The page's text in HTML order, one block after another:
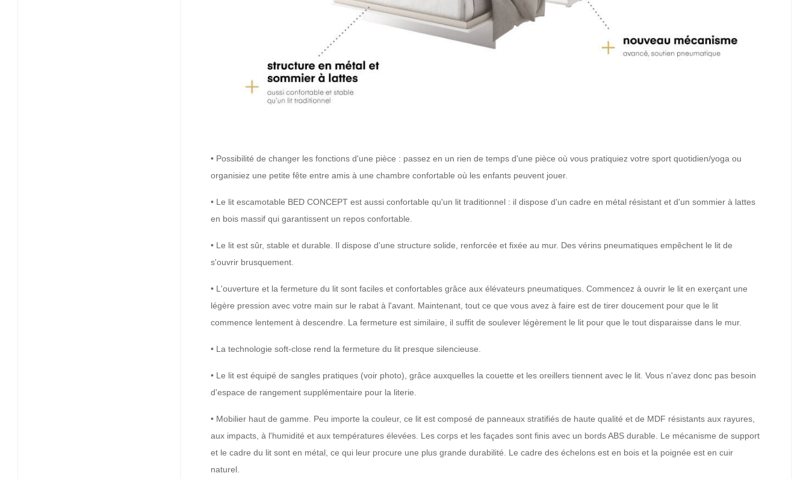
• Possibilité de changer les fonctions d'une pièce : passez en un rien de temps d'une pièce où vous pratiquiez votre sport quotidien/yoga ou
organisiez une petite fête entre amis à une chambre confortable où les enfants peuvent jouer.
• Le lit escamotable BED CONCEPT est aussi confortable qu'un lit traditionnel : il dispose d'un cadre en métal résistant et d'un sommier à lattes
en bois massif qui garantissent un repos confortable.
• Le lit est sûr, stable et durable. Il dispose d'une structure solide, renforcée et fixée au mur. Des vérins pneumatiques empêchent le lit de
s'ouvrir brusquement.
• L'ouverture et la fermeture du lit sont faciles et confortables grâce aux élévateurs pneumatiques. Commencez à ouvrir le lit en exerçant une
légère pression avec votre main sur le rabat à l'avant. Maintenant, tout ce que vous avez à faire est de tirer doucement pour que le lit
commence lentement à descendre. La fermeture est similaire, il suffit de soulever légèrement le lit pour que le tout disparaisse dans le mur.
• La technologie soft-close rend la fermeture du lit presque silencieuse.
• Le lit est équipé de sangles pratiques (voir photo), grâce auxquelles la couette et les oreillers tiennent avec le lit. Vous n'avez donc pas besoin
d'espace de rangement supplémentaire pour la literie.
• Mobilier haut de gamme. Peu importe la couleur, ce lit est composé de panneaux stratifiés de haute qualité et de MDF résistants aux rayures,
aux impacts, à l'humidité et aux températures élevées. Les corps et les façades sont finis avec un bords ABS durable. Le mécanisme de support
et le cadre du lit sont en métal, ce qui leur procure une plus grande durabilité. Le cadre des échelons est en bois et la poignée est en cuir
naturel.